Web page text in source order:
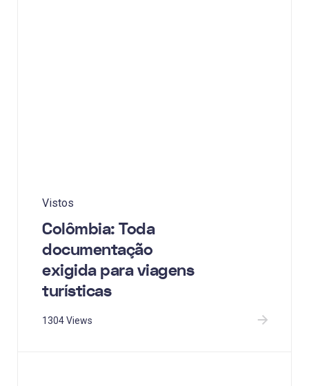
Vistos
Colômbia: Toda
documentação
exigida para viagens
turísticas
1304 Views